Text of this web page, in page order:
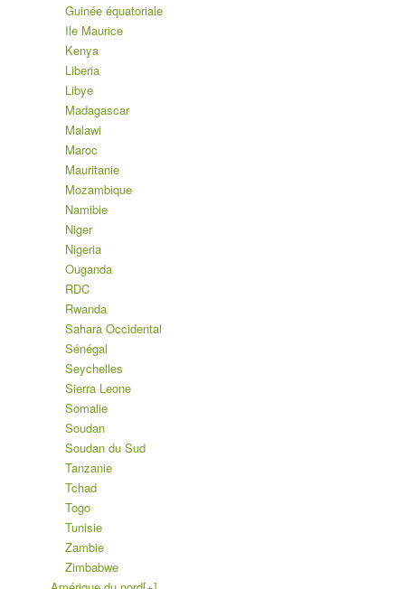
Guinée équatoriale
Ile Maurice
Kenya
Liberia
Libye
Madagascar
Malawi
Maroc
Mauritanie
Mozambique
Namibie
Niger
Nigeria
Ouganda
RDC
Rwanda
Sahara Occidental
Sénégal
Seychelles
Sierra Leone
Somalie
Soudan
Soudan du Sud
Tanzanie
Tchad
Togo
Tunisie
Zambie
Zimbabwe